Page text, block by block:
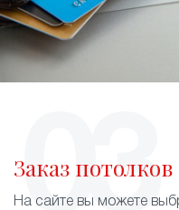
Заказ потолков
На сайте вы можете